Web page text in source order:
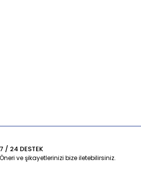
7 / 24 DESTEK
Öneri ve şikayetlerinizi bize iletebilirsiniz.